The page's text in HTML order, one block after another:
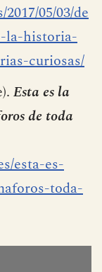
05/03/de
la-historia-
curiosas/
Esta es la
de toda
esta-es-
toda-